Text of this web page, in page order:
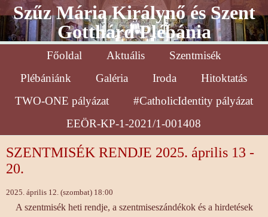
Szűz Mária Királynő és Szent
Gotthárd Plébánia
Főoldal Aktuális
Szentmisék
Plébániánk
Galéria Iroda
Hitoktatás
TWO-ONE pályázat
#CatholicIdentity pályázat
EEÖR-KP-1-2021/1-001408
SZENTMISÉK RENDJE 2025. április 13 -
20.
2025. április 12. (szombat) 18:00
A szentmisék heti rendje, a szentmiseszándékok és a hirdetések